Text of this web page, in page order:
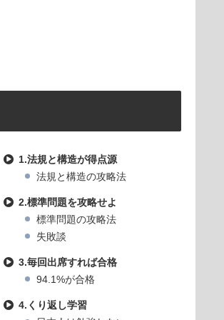
1.法規と構造が得点源
法規と構造の攻略法
2.標準問題を攻略せよ
標準問題の攻略法
失敗談
3.毎回出席すれば合格
94.1%が合格
4.くり返し学習